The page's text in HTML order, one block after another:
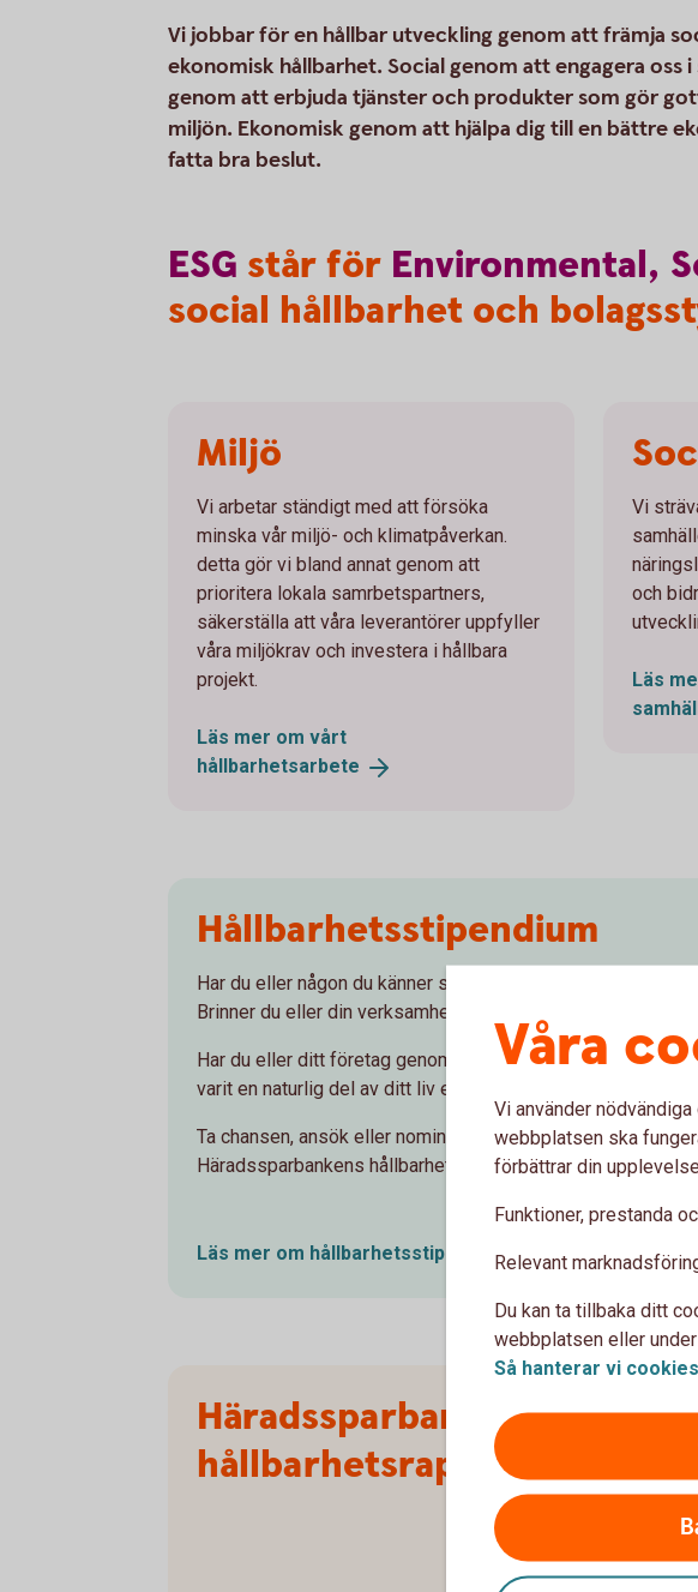
Vi jobbar för en hållbar utveckling genom att främja
ekonomisk hållbarhet. Social genom att engagera oss
genom att erbjuda tjänster och produkter som gör
miljön. Ekonomisk genom att hjälpa dig till en bättre
fatta bra beslut.
ESG står för Environmental,
social hållbarhet och
Miljö
Vi arbetar ständigt med att försöka
minska vår miljö- och klimatpåverkan.
detta gör vi bland annat genom att
prioritera lokala samrbetspartners,
säkerställa att våra leverantörer uppfyller
våra miljökrav och investera i hållbara
projekt.
Läs mer om vårt
hållbarhetsarbete
Vi
och
Läs
Hållbarhetsstipendium
Har du eller någon du känner ställt om till en mer hållbar
Brinner du eller din verksamhet lite extra för hållbarhet?
Har du eller ditt företag genomfört en omställningsresa
varit en naturlig del av ditt liv eller din verksamhet under en
Ta chansen, ansök eller nominera någon du känner till
Häradssparbankens hållbarhetsstipendium.
Läs mer om hållbarhetsstipendiet här
Häradssparbankens
hållbarhetsrapport
Våra
Vi använder
webbplatsen ska
förbättrar din
Funktioner, prestanda
Relevant
Du kan ta tillbaka ditt
webbplatsen eller
Så hanterar vi cookies